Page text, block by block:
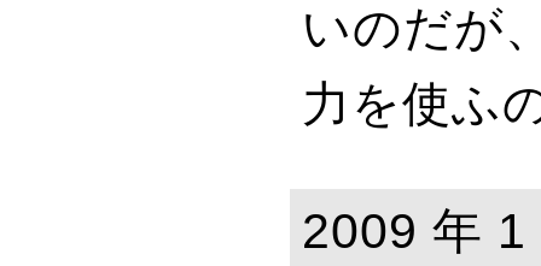
いのだが
力を使ふ
2009 年